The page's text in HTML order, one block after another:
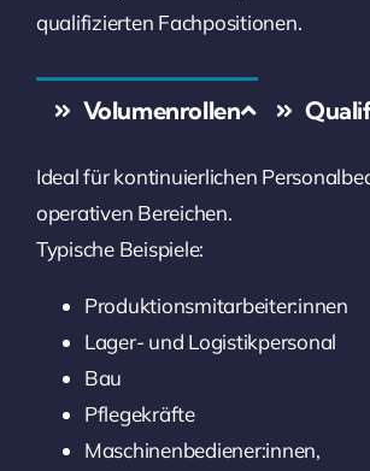
qualifizierten Fachpositionen.
Volumenrollen
Ideal für kontinuierlichen
operativen Bereichen.
Typische Beispiele:
Produktionsmitarbeiter:innen
Lager- und Logistikpersonal
Bau
Pflegekräfte
Maschinenbediener:innen,